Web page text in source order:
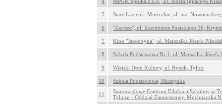
5 Stare Łazienki Mineralne, al. inż.
6 "Zacisze", ul. Kazimierza Pułaskiego 36,
7 Kino "Jaworzyna", ul. Marszałka Józefa
8 Szkoła Podstawowa Nr 1, ul. Marszałka
9 Wiejski Dom Kultury, ul. Rynek, Tylicz
10 Szkoła Podstawowa, Muszynka
11
Samorządowe Centrum Edukacji Szkolnej w
Tyliczu - Oddział Zamiejscowy, Mochnaczka